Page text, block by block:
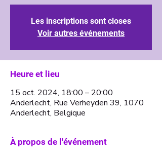
Les inscriptions sont closes
Voir autres événements
Heure et lieu
15 oct. 2024, 18:00 – 20:00
Anderlecht, Rue Verheyden 39, 1070
Anderlecht, Belgique
À propos de l'événement